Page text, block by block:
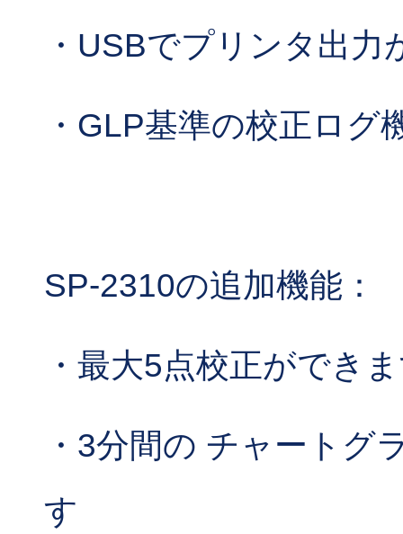
・USBでプリンタ出力
・GLP基準の校正ログ
SP-2310の追加機能：
・最大5点校正ができ
・3分間の チャートグ
す